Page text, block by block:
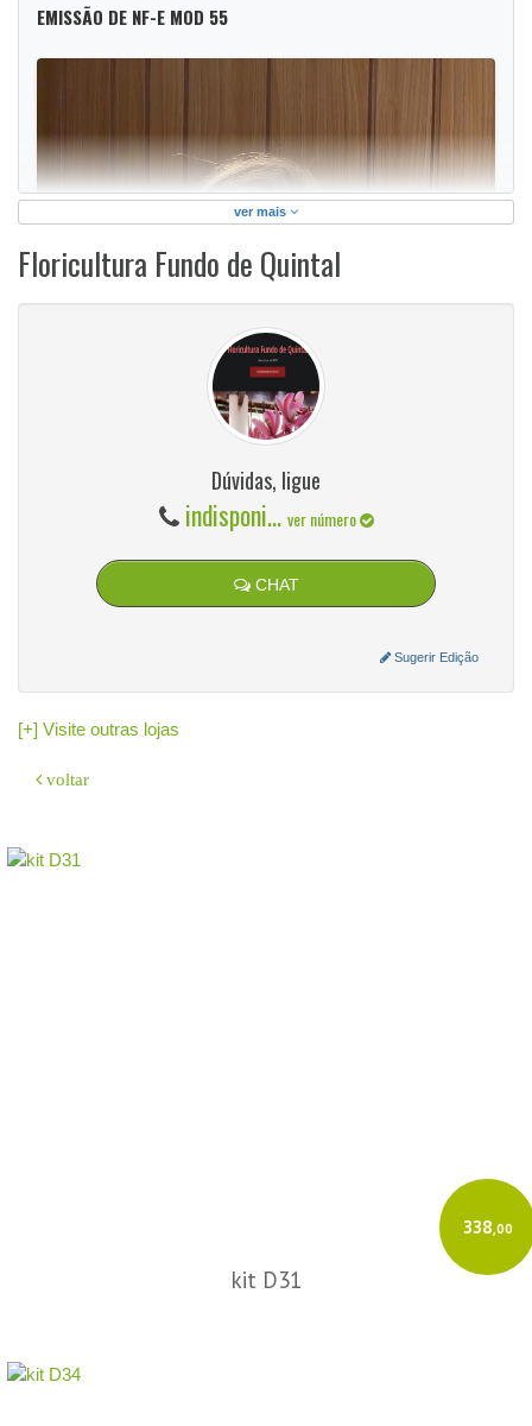
EMISSÃO DE NF-E MOD 55
ver mais
Floricultura Fundo de Quintal
Dúvidas, ligue
indisponi... ver número
CHAT
Sugerir Edição
[+] Visite outras lojas
voltar
338,00
kit D31